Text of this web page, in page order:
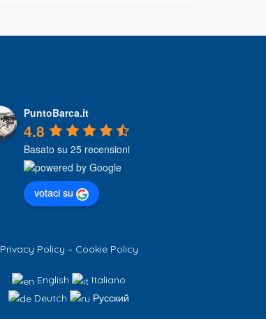
PuntoBarca.it
4.8
Basato su 25 recensioni
votaci su
Privacy Policy – Cookie Policy
English
Italiano
Deutch
Русский